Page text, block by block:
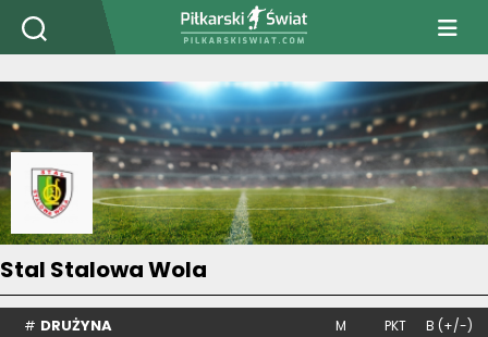
PiłkarskiSwiat.com
Stal Stalowa Wola
# DRUŻYNA M PKT B (+/-)